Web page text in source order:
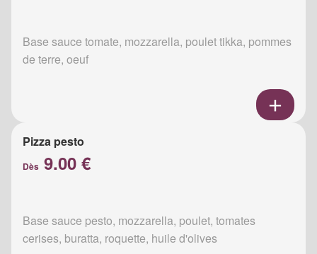
Base sauce tomate, mozzarella, poulet tikka, pommes
de terre, oeuf
Pizza pesto
Dès 9.00 €
Base sauce pesto, mozzarella, poulet, tomates
cerises, buratta, roquette, huile d'olives